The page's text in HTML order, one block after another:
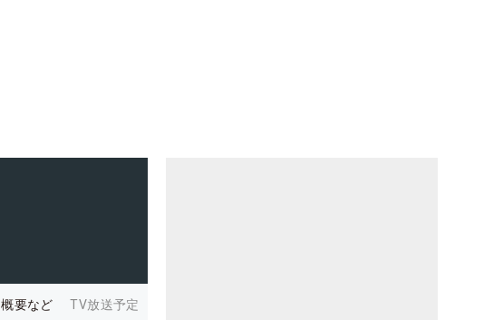
概要など TV放送予定